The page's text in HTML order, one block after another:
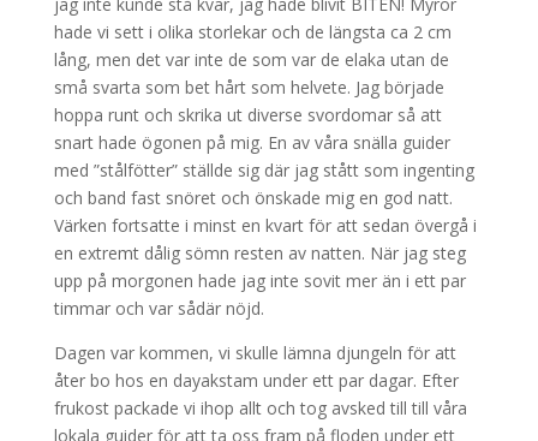
hade vi sett i olika storlekar och de längsta ca 2 cm
lång, men det var inte de som var de elaka utan de
små svarta som bet hårt som helvete. Jag började
hoppa runt och skrika ut diverse svordomar så att
snart hade ögonen på mig. En av våra snälla guider
med ”stålfötter” ställde sig där jag stått som ingenting
och band fast snöret och önskade mig en god natt.
Värken fortsatte i minst en kvart för att sedan övergå i
en extremt dålig sömn resten av natten. När jag steg
upp på morgonen hade jag inte sovit mer än i ett par
timmar och var sådär nöjd.
Dagen var kommen, vi skulle lämna djungeln för att
åter bo hos en dayakstam under ett par dagar. Efter
frukost packade vi ihop allt och tog avsked till till våra
lokala guider för att ta oss fram på floden under ett